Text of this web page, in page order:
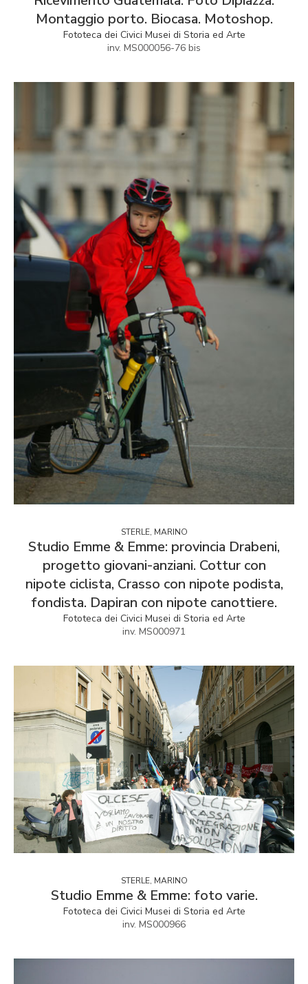
Montaggio porto. Biocasa. Motoshop.
Fototeca dei Civici Musei di Storia ed Arte
inv. MS000056-76 bis
STERLE, MARINO
Studio Emme & Emme: provincia Drabeni,
progetto giovani-anziani. Cottur con
nipote ciclista, Crasso con nipote podista,
fondista. Dapiran con nipote canottiere.
Fototeca dei Civici Musei di Storia ed Arte
inv. MS000971
STERLE, MARINO
Studio Emme & Emme: foto varie.
Fototeca dei Civici Musei di Storia ed Arte
inv. MS000966